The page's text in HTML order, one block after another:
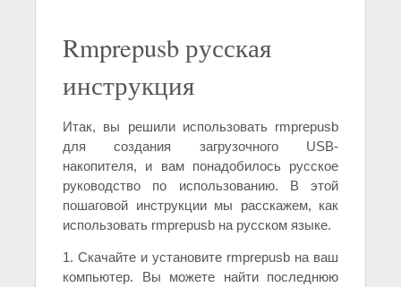
Rmprepusb русская
инструкция
Итак, вы решили использовать rmprepusb
для создания загрузочного USB-
накопителя, и вам понадобилось русское
руководство по использованию. В этой
пошаговой инструкции мы расскажем, как
использовать rmprepusb на русском языке.
1. Скачайте и установите rmprepusb на ваш
компьютер. Вы можете найти последнюю